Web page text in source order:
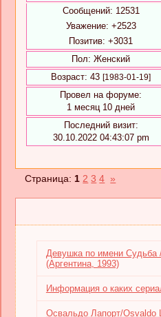
Сообщений: 12531
Уважение: +2523
Позитив: +3031
Пол: Женский
Возраст: 43 [1983-01-19]
Провел на форуме:
1 месяц 10 дней
Последний визит:
30.10.2022 04:43:07 pm
Страница: 1 2 3 4 »
Девушка по имени Судьба
(Аргентина, 1993)
Информация о каких
Освальдо Лапорт/Osvaldo